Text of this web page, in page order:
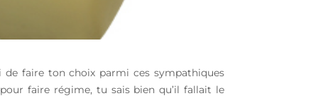
faire ton choix parmi ces sympathiques
faire régime, tu sais bien qu’il fallait le